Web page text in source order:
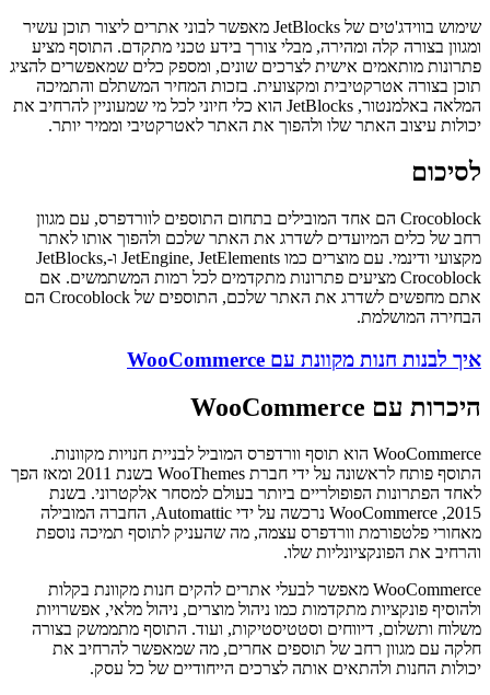
שימוש בווידג'טים של JetBlocks מאפשר לבוני אתרים ליצור תוכן עשיר
ומגוון בצורה קלה ומהירה, מבלי צורך בידע טכני מתקדם. התוסף מציע
פתרונות מותאמים אישית לצרכים שונים, ומספק כלים שמאפשרים להציג
תוכן בצורה אטרקטיבית ומקצועית. בזכות המחיר המשתלם והתמיכה
המלאה באלמנטור, JetBlocks הוא כלי חיוני לכל מי שמעוניין להרחיב את
יכולות עיצוב האתר שלו ולהפוך את האתר לאטרקטיבי וממיר יותר.
לסיכום
Crocoblock הם אחד המובילים בתחום התוספים לוורדפרס, עם מגוון
רחב של כלים המיועדים לשדרג את האתר שלכם ולהפוך אותו לאתר
מקצועי ודינמי. עם מוצרים כמו JetEngine, JetElements ו-JetBlocks,
Crocoblock מציעים פתרונות מתקדמים לכל רמות המשתמשים. אם
אתם מחפשים לשדרג את האתר שלכם, התוספים של Crocoblock הם
הבחירה המושלמת.
איך לבנות חנות מקוונת עם WooCommerce
היכרות עם WooCommerce
WooCommerce הוא תוסף וורדפרס המוביל לבניית חנויות מקוונות.
התוסף פותח לראשונה על ידי חברת WooThemes בשנת 2011 ומאז הפך
לאחד הפתרונות הפופולריים ביותר בעולם למסחר אלקטרוני. בשנת
2015, WooCommerce נרכשה על ידי Automattic, החברה המובילה
מאחורי פלטפורמת וורדפרס עצמה, מה שהעניק לתוסף תמיכה נוספת
והרחיב את הפונקציונליות שלו.
WooCommerce מאפשר לבעלי אתרים להקים חנות מקוונת בקלות
ולהוסיף פונקציות מתקדמות כמו ניהול מוצרים, ניהול מלאי, אפשרויות
משלוח ותשלום, דיווחים וסטטיסטיקות, ועוד. התוסף מתממשק בצורה
חלקה עם מגוון רחב של תוספים אחרים, מה שמאפשר להרחיב את
יכולות החנות ולהתאים אותה לצרכים הייחודיים של כל עסק.